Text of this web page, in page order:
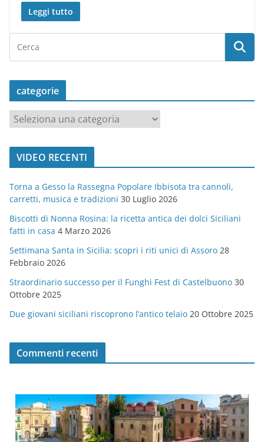
Leggi tutto
categorie
a
t
o
r
i
e
VIDEO RECENTI
Torna a Gesso la Rassegna Popolare Ibbisota tra cannoli,
carretti, musica e tradizioni 30 Luglio 2026
Biscotti di Nonna Rosina: la ricetta antica dei dolci Siciliani
fatti in casa 4 Marzo 2026
Settimana Santa in Sicilia: scopri i riti unici di Assoro 28
Febbraio 2026
Straordinario successo per il Funghi Fest di Castelbuono 30
Ottobre 2025
Due giovani siciliani riscoprono l’antico telaio 20 Ottobre 2025
Commenti recenti